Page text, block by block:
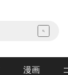
漫画